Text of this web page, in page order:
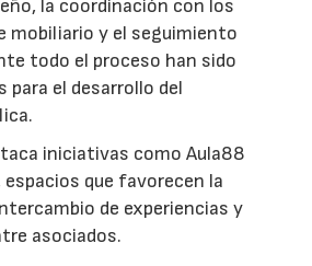
la coordinación con los
mobiliario y el seguimiento
todo el proceso han sido
para el desarrollo del
iniciativas como Aula88
espacios que favorecen la
de experiencias y
asociados.